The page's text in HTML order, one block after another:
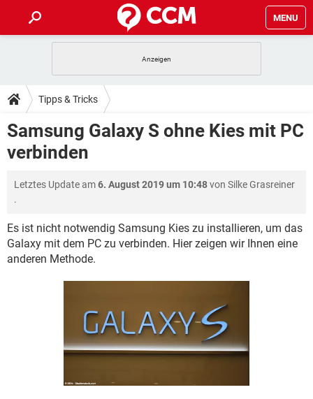
MENU
ANDROID
WINDOWS 10 INSTAGRAM
WHATSAPP
TIPPS & TRICKS
SPIELE
ANDROID IOS
WHATSAPP TIKTOK
DOWNLOADS
SPIELE
WHATSAPP TIKTOK
FACEBOOK HARDWARE
FORUM
SPIELE STREAMING
WINDOWS 10 INSTAGRAM
WHATSAPP
HARDWARE
SPIELE STREAMING
ANDROID IOS
HARDWARE
Tipps & Tricks
Samsung Galaxy S ohne Kies mit PC
verbinden
Letztes Update am6. August 2019 um 10:48von Silke Grasreiner
.
Es ist nicht notwendig Samsung Kies zu installieren, um das
Galaxy mit dem PC zu verbinden. Hier zeigen wir Ihnen eine
anderen Methode.